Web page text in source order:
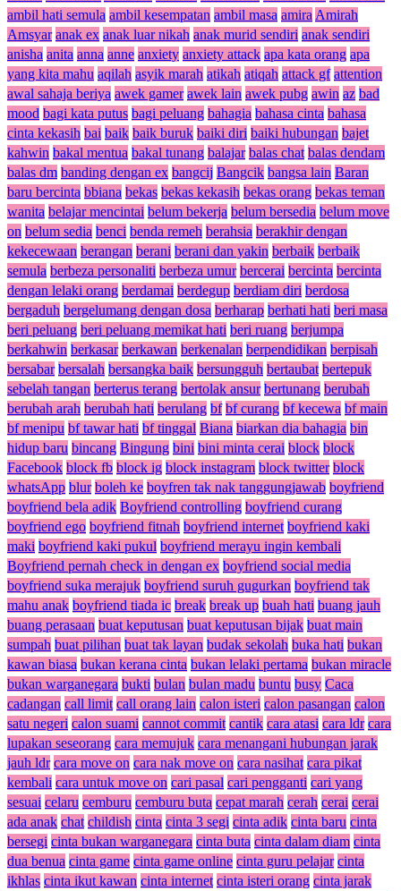
ambil hati semula ambil kesempatan ambil masa amira Amirah
Amsyar anak ex anak luar nikah anak murid sendiri anak sendiri
anisha anita anna anne anxiety anxiety attack apa kata orang apa
yang kita mahu aqilah asyik marah atikah atiqah attack gf attention
awal sahaja beriya awek gamer awek lain awek pubg awin az bad
mood bagi kata putus bagi peluang bahagia bahasa cinta bahasa
cinta kekasih bai baik baik buruk baiki diri baiki hubungan bajet
kahwin bakal mentua bakal tunang balajar balas chat balas dendam
balas dm banding dengan ex bangcij Bangcik bangsa lain Baran
baru bercinta bbiana bekas bekas kekasih bekas orang bekas teman
wanita belajar mencintai belum bekerja belum bersedia belum move
on belum sedia benci benda remeh berahsia berakhir dengan
kekecewaan berangan berani berani dan yakin berbaik berbaik
semula berbeza personaliti berbeza umur bercerai bercinta bercinta
dengan lelaki orang berdamai berdegup berdiam diri berdosa
bergaduh bergelumang dengan dosa berharap berhati hati beri masa
beri peluang beri peluang memikat hati beri ruang berjumpa
berkahwin berkasar berkawan berkenalan berpendidikan berpisah
bersabar bersalah bersangka baik bersungguh bertaubat bertepuk
sebelah tangan berterus terang bertolak ansur bertunang berubah
berubah arah berubah hati berulang bf bf curang bf kecewa bf main
bf menipu bf tawar hati bf tinggal Biana biarkan dia bahagia bin
hidup baru bincang Bingung bini bini minta cerai block block
Facebook block fb block ig block instagram block twitter block
whatsApp blur boleh ke boyfren tak nak tanggungjawab boyfriend
boyfriend bela adik Boyfriend controlling boyfriend curang
boyfriend ego boyfriend fitnah boyfriend internet boyfriend kaki
maki boyfriend kaki pukul boyfriend merayu ingin kembali
Boyfriend pernah check in dengan ex boyfriend social media
boyfriend suka merajuk boyfriend suruh gugurkan boyfriend tak
mahu anak boyfriend tiada ic break break up buah hati buang jauh
buang perasaan buat keputusan buat keputusan bijak buat main
sumpah buat pilihan buat tak layan budak sekolah buka hati bukan
kawan biasa bukan kerana cinta bukan lelaki pertama bukan miracle
bukan warganegara bukti bulan bulan madu buntu busy Caca
cadangan call limit call orang lain calon isteri calon pasangan calon
satu negeri calon suami cannot commit cantik cara atasi cara ldr cara
lupakan seseorang cara memujuk cara menangani hubungan jarak
jauh ldr cara move on cara nak move on cara nasihat cara pikat
kembali cara untuk move on cari pasal cari pengganti cari yang
sesuai celaru cemburu cemburu buta cepat marah cerah cerai cerai
ada anak chat childish cinta cinta 3 segi cinta adik cinta baru cinta
bersegi cinta bukan warganegara cinta buta cinta dalam diam cinta
dua benua cinta game cinta game online cinta guru pelajar cinta
ikhlas cinta ikut kawan cinta internet cinta isteri orang cinta jarak